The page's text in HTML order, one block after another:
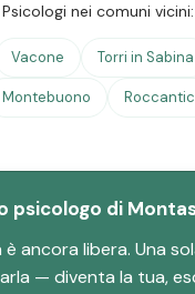
Psicologi nei comuni vicini:
Vacone Torri in Sabina
Montebuono
psicologo di
ancora libera. Una
— diventa la tua,